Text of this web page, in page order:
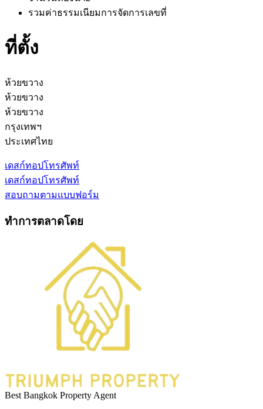
รวมค่าธรรมเนียมการจัดการเลขที่
ที่ตั้ง
ห้วยขวาง
ห้วยขวาง
ห้วยขวาง
กรุงเทพฯ
ประเทศไทย
เดสก์ทอปโทรศัพท์
เดสก์ทอปโทรศัพท์
สอบถามตามแบบฟอร์ม
ทำการตลาดโดย
Best Bangkok Property Agent